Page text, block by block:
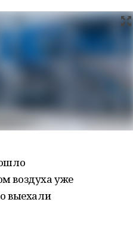
воздуха уже
выехали